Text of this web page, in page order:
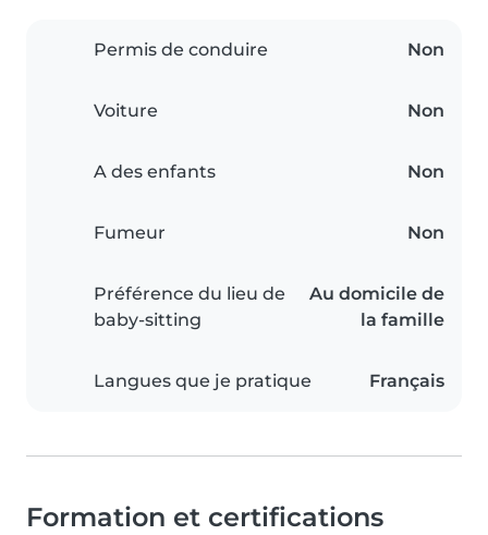
Permis de conduire Non
Voiture Non
A des enfants Non
Fumeur Non
Préférence du lieu de
baby-sitting
Au domicile de
la famille
Langues que je pratique Français
Formation et certifications